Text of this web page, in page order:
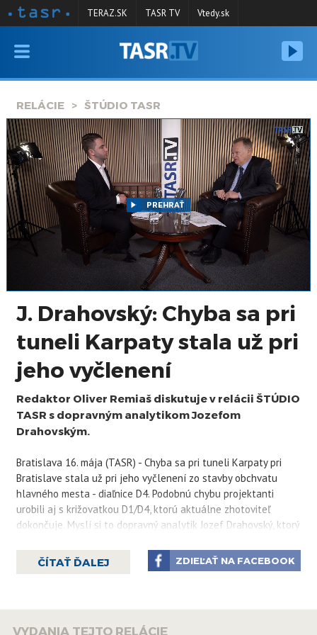
VYSIELANIE
SPRAVODAJSTVO
KONTAKT
ARCHÍV
TERAZ.SK TASR TV Vtedy.sk
RELÁCIE ŠTÚDIO TASR
PREHRAŤ
J. Drahovský: Chyba sa pri
tuneli Karpaty stala už pri
jeho vyčlenení
Redaktor Oliver Remiaš diskutuje v relácii ŠTÚDIO
TASR s dopravným analytikom Jozefom
Drahovským.
Bratislava 16. mája (TASR) - Chyba sa pri tuneli Karpaty pri
Bratislave stala už pri jeho vyčlenení zo stavby obchvatu
hlavného mesta - diaľnice D4. Podobnú chybu projektanti
urobili aj s križovatkou D1/D4, ktorú aktuálne zhotoviteľ
dokončuje. Myslí si to dopravný analytik Jozef Drahovský, ktorý
postavený zároveň s novým obchvatom. Tunel Karpaty má
spojiť úseky diaľnice D4 na severe Bratislavy. Jeho výstavbou
ČÍTAŤ ĎALEJ ZDIEĽAŤ NA FACEBOOK
VYDANIA TEJTO RELÁCIE